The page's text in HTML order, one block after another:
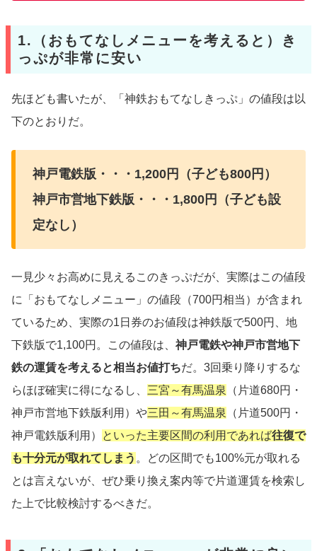
1.（おもてなしメニューを考えると）き
っぷが非常に安い
先ほども書いたが、「神鉄おもてなしきっぷ」の値段は以
下のとおりだ。
神戸電鉄版・・・1,200円（子ども800円）
神戸市営地下鉄版・・・1,800円（子ども設
定なし）
一見少々お高めに見えるこのきっぷだが、実際はこの値段
に「おもてなしメニュー」の値段（700円相当）が含まれ
ているため、実際の1日券のお値段は神鉄版で500円、地
下鉄版で1,100円。この値段は、 神戸電鉄や神戸市営地下
鉄の運賃を考えると相当お値打ちだ。3回乗り降りするな
らほぼ確実に得になるし、 三宮～有馬温泉
（片道680円・
神戸市営地下鉄版利用）や三田～有馬温泉
（片道500円・
神戸電鉄版利用）
といった主要区間の利用であれば往復で
も十分元が取れてしまう 。どの区間でも100%元が取れる
とは言えないが、ぜひ乗り換え案内等で片道運賃を検索し
た上で比較検討するべきだ。